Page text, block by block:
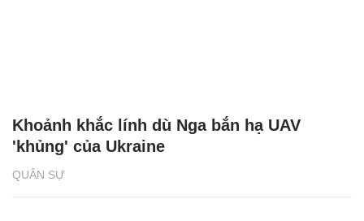
QUÂN SỰ
Khoảnh khắc lính dù Nga bắn hạ UAV
'khủng' của Ukraine